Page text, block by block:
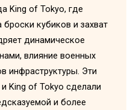
King of Tokyo, где
кубиков и захват
динамическое
влияние военных
инфраструктуры. Эти
King of Tokyo сделали
и более